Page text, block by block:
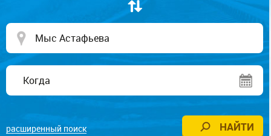
расширенный поиск